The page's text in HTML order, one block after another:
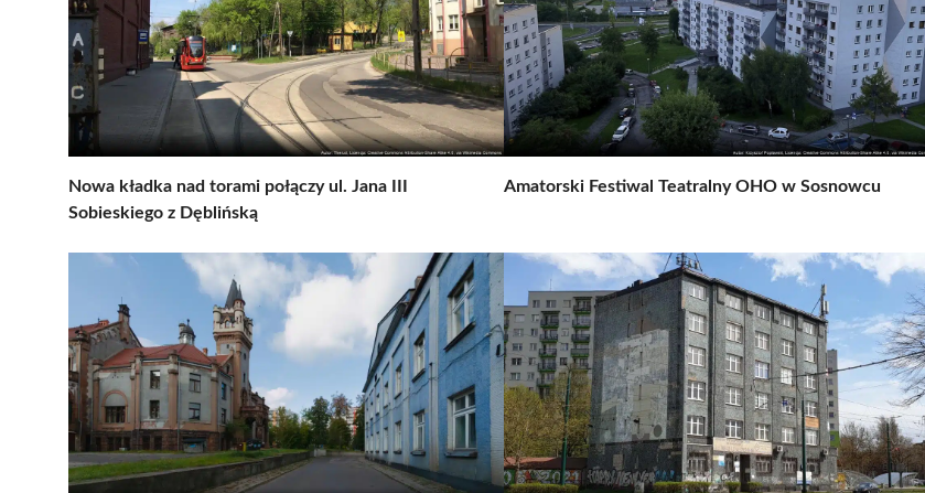
Nowa kładka nad torami połączy ul. Jana III
Sobieskiego z Dęblińską
Amatorski Festiwal Teatralny OHO w Sosnowcu